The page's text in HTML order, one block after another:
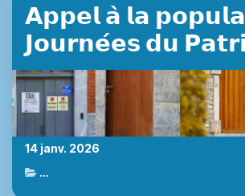
𝗔𝗽𝗽𝗲𝗹 𝗮̀ 𝗹𝗮
𝗝𝗼𝘂𝗿𝗻𝗲́𝗲𝘀 𝗱𝘂
14 janv. 2026